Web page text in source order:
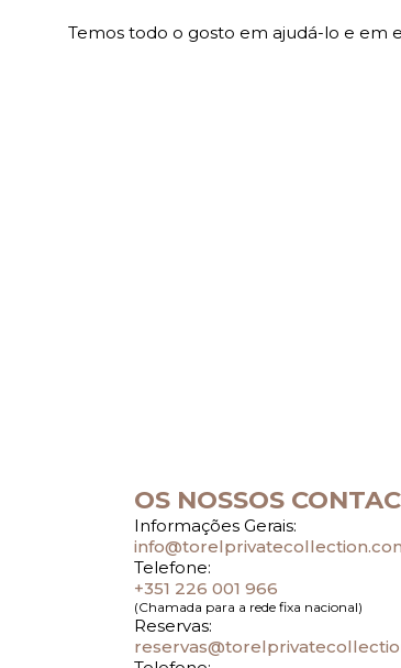
Temos todo o gosto em ajudá-lo e em
OS NOSSOS
Informações Gerais:
Telefone:
+351 226 001 966
(Chamada para a rede fixa nacional)
Reservas: